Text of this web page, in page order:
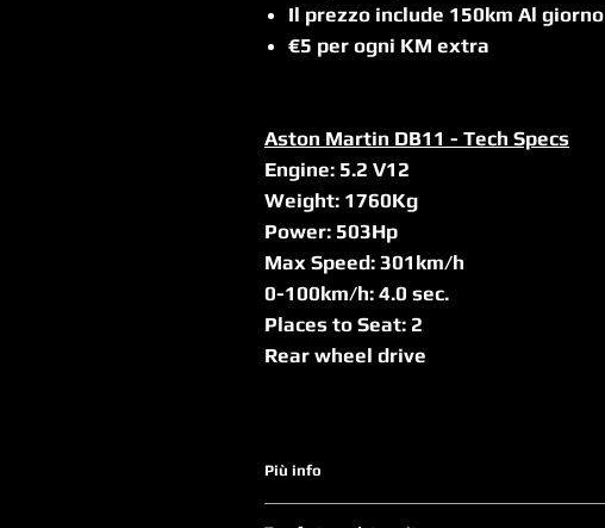
Il prezzo include 150km Al giorno
€5 per ogni KM extra
Aston Martin DB11 - Tech Specs
Engine: 5.2 V12
Weight: 1760Kg
Power: 503Hp
Max Speed: 301km/h
0-100km/h: 4.0 sec.
Places to Seat: 2
Rear wheel drive
Più info